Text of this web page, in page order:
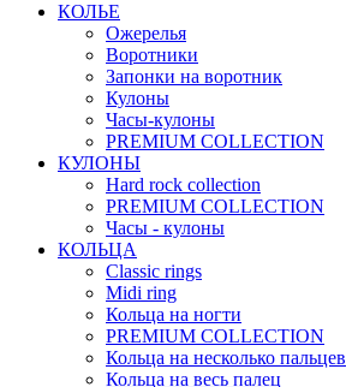
КОЛЬЕ
Ожерелья
Воротники
Запонки на воротник
Кулоны
Часы-кулоны
PREMIUM COLLECTION
КУЛОНЫ
Hard rock collection
PREMIUM COLLECTION
Часы - кулоны
КОЛЬЦА
Classic rings
Midi ring
Кольца на ногти
PREMIUM COLLECTION
Кольца на несколько пальцев
Кольца на весь палец